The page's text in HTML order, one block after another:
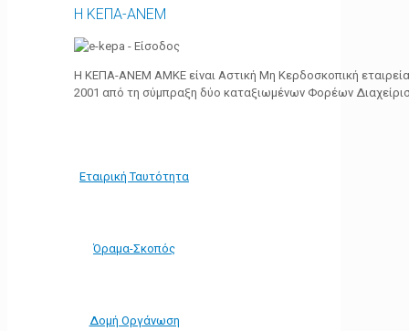
Η ΚΕΠΑ-ΑΝΕΜ
Η ΚΕΠΑ-ΑΝΕΜ ΑΜΚΕ είναι Αστική Μη Κερδοσκοπική
2001 από τη σύμπραξη δύο καταξιωμένων Φορέων
Εταιρική Ταυτότητα
Όραμα-Σκοπός
Δομή Οργάνωση